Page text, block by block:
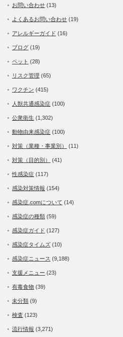
お問い合わせ (13)
よくあるお問い合わせ (19)
アレルギーガイド (16)
ブログ (19)
ペット (28)
リスク管理 (65)
ワクチン (415)
人獣共通感染症 (100)
公衆衛生 (1,302)
動物由来感染症 (100)
対策（業種・事業別） (11)
対策（目的別） (41)
性感染症 (117)
感染対策情報 (154)
感染症.comについて (14)
感染症の種類 (59)
感染症ガイド (127)
感染症タイムズ (10)
感染症ニュース (9,188)
支援メニュー (23)
有毒食物 (39)
未分類 (9)
検査 (123)
流行情報 (3,271)